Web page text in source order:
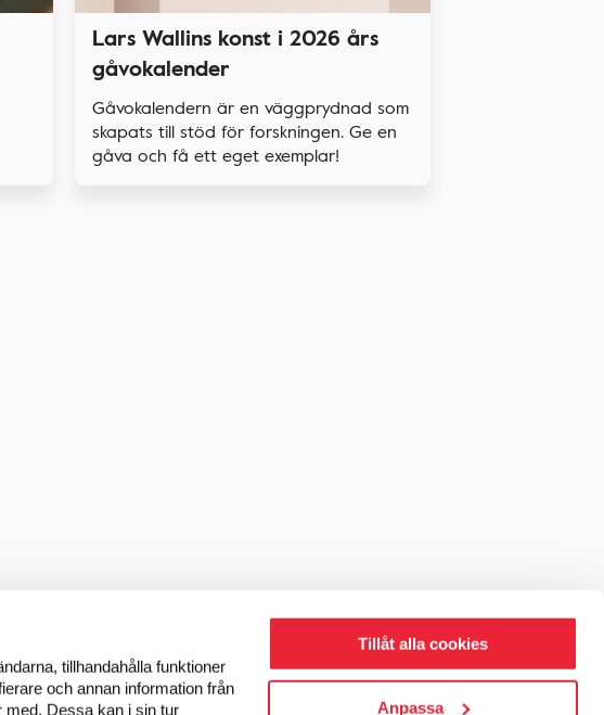
tillhandahålla funktioner
och annan information från
med. Dessa kan i sin tur
Tillåt alla cookies
Anpassa
Lars Wallins konst i 2026 års
gåvokalender
Gåvokalendern är en väggprydnad som
skapats till stöd för forskningen. Ge en
gåva och få ett eget exemplar!